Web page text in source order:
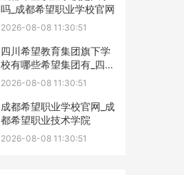
吗_成都希望职业学校官网
2026-08-08 11:30:51
四川希望教育集团旗下学
校有哪些希望集团有_四川
希望教育集团官网
2026-08-08 11:30:51
成都希望职业学校官网_成
都希望职业技术学院
2026-08-08 11:30:51